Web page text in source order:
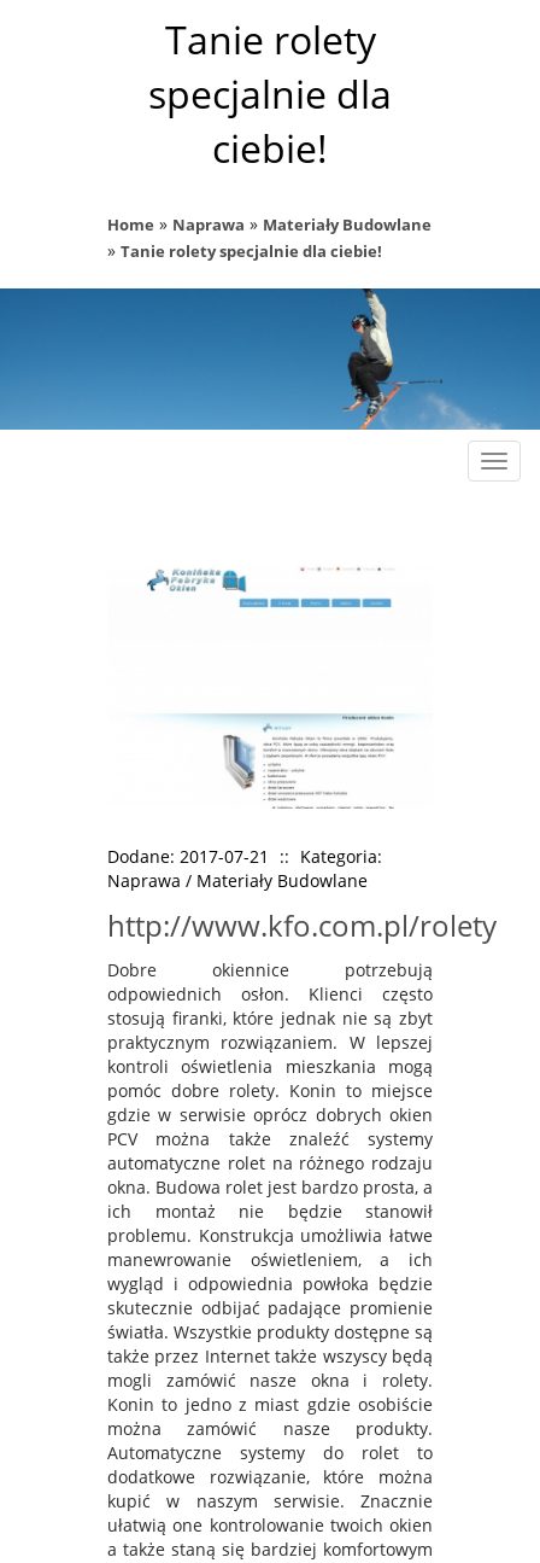
Tanie rolety
specjalnie dla
ciebie!
Home » Naprawa » Materiały Budowlane
» Tanie rolety specjalnie dla ciebie!
Dodane: 2017-07-21 :: Kategoria:
Naprawa / Materiały Budowlane
http://www.kfo.com.pl/rolety
Dobre okiennice potrzebują
odpowiednich osłon. Klienci często
stosują firanki, które jednak nie są zbyt
praktycznym rozwiązaniem. W lepszej
kontroli oświetlenia mieszkania mogą
pomóc dobre rolety. Konin to miejsce
gdzie w serwisie oprócz dobrych okien
PCV można także znaleźć systemy
automatyczne rolet na różnego rodzaju
okna. Budowa rolet jest bardzo prosta, a
ich montaż nie będzie stanowił
problemu. Konstrukcja umożliwia łatwe
manewrowanie oświetleniem, a ich
wygląd i odpowiednia powłoka będzie
skutecznie odbijać padające promienie
światła. Wszystkie produkty dostępne są
także przez Internet także wszyscy będą
mogli zamówić nasze okna i rolety.
Konin to jedno z miast gdzie osobiście
można zamówić nasze produkty.
Automatyczne systemy do rolet to
dodatkowe rozwiązanie, które można
kupić w naszym serwisie. Znacznie
ułatwią one kontrolowanie twoich okien
a także staną się bardziej komfortowym